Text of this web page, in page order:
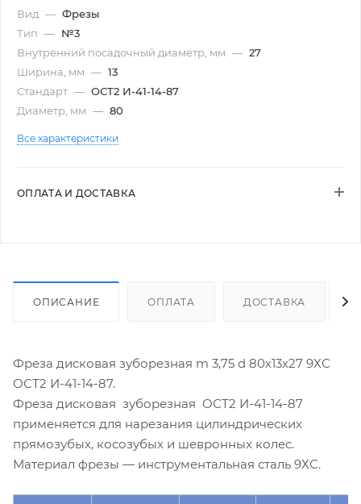
Вид — Фрезы
Тип — №3
Внутренний посадочный диаметр, мм — 27
Ширина, мм — 13
Стандарт — ОСТ2 И-41-14-87
Диаметр, мм — 80
Все характеристики
ОПЛАТА И ДОСТАВКА
ОПИСАНИЕ ОПЛАТА ДОСТАВКА
Фреза дисковая зуборезная m 3,75 d 80х13х27 9ХС
ОСТ2 И-41-14-87.
Фреза дисковая зуборезная ОСТ2 И-41-14-87
применяется для нарезания цилиндрических
прямозубых, косозубых и шевронных колес.
Материал фрезы — инструментальная сталь 9ХС.